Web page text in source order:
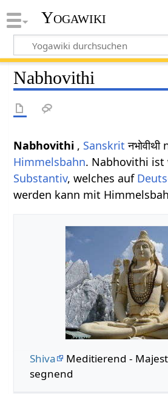
Yogawiki
Nabhovithi
Nabhovithi , Sanskrit
Himmelsbahn. Nabhovithi ist
Substantiv, welches auf
werden kann mit
Shiva
Meditierend -
segnend